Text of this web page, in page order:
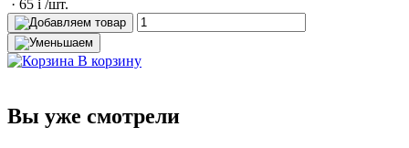
· 65 i /шт.
В корзину
Вы уже смотрели